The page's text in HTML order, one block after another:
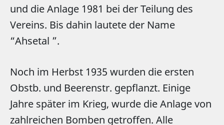
und die Anlage 1981 bei der Teilung des
Vereins. Bis dahin lautete der Name
“Ahsetal ”.
Noch im Herbst 1935 wurden die ersten
Obstb. und Beerenstr. gepflanzt. Einige
Jahre später im Krieg, wurde die Anlage von
zahlreichen Bomben getroffen. Alle